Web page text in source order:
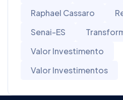
Raphael Cassaro
Senai-ES
Valor Investimento
Valor Investimentos